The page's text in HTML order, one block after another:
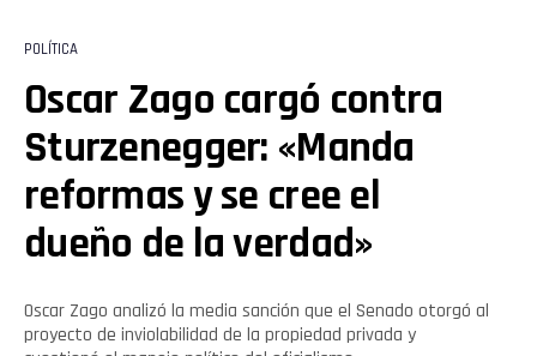
POLÍTICA
Oscar Zago cargó contra
Sturzenegger: «Manda
reformas y se cree el
dueño de la verdad»
Oscar Zago analizó la media sanción que el Senado otorgó al
proyecto de inviolabilidad de la propiedad privada y